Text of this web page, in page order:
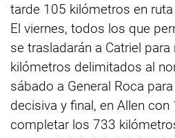
tarde 105 kilómetros en ruta
El viernes, todos los que
se trasladarán a Catriel
kilómetros delimitados al
sábado a General Roca
decisiva y final, en Allen
completar los 733